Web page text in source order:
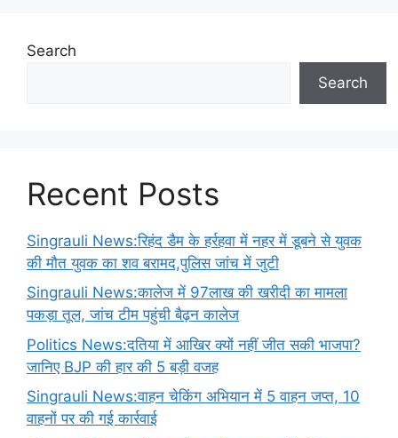
Search
Search
Recent Posts
Singrauli News:रिहंद डैम के हर्रहवा में नहर में डूबने से युवक
की मौत युवक का शव बरामद,पुलिस जांच में जुटी
Singrauli News:कालेज में 97लाख की खरीदी का मामला
पकड़ा तूल, जांच टीम पहुंची बैढ़न कालेज
Politics News:दतिया में आखिर क्यों नहीं जीत सकी भाजपा?
जानिए BJP की हार की 5 बड़ी वजह
Singrauli News:वाहन चेकिंग अभियान में 5 वाहन जप्त, 10
वाहनों पर की गई कार्रवाई